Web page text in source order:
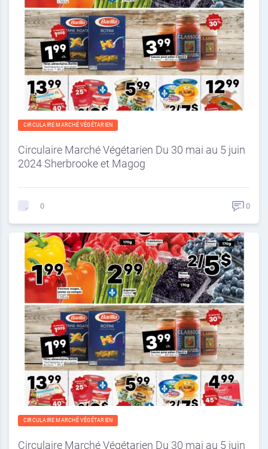
CIRCULAIRE MARCHÉ VÉGÉTARIEN
Circulaire Marché Végétarien Du 30 mai au 5 juin
2024 Sherbrooke et Magog
0 0
CIRCULAIRE MARCHÉ VÉGÉTARIEN
Circulaire Marché Végétarien Du 30 mai au 5 juin